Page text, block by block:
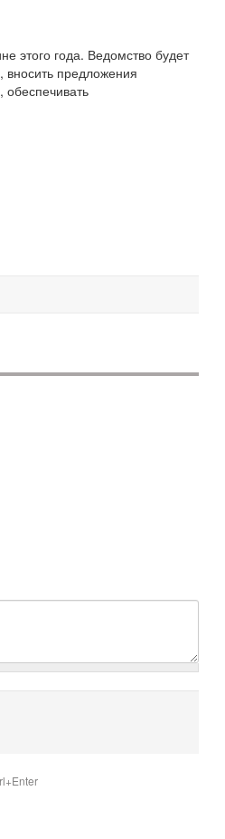
этого года. Ведомство будет
вносить предложения
обеспечивать